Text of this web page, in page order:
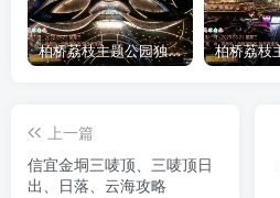
柏桥荔枝主题公园独座在高速公路服务区的公园
上一篇
信宜金垌三唛顶、三唛顶日
出、日落、云海攻略